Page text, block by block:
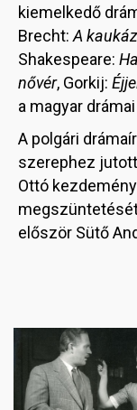
kiemelkedő
Brecht:A
Shakespeare:
nővér, Gorkij:
a magyar
A polgári
szerephez
Ottó
először Sütő
Image